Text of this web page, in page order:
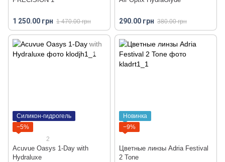
1 250.00 грн 1 470.00 грн 290.00 грн 380.00 грн
Силикон-гидрогель
−5%
2
Acuvue Oasys 1-Day with
Hydraluxe
Новинка
−9%
Цветные линзы Adria Festival
2 Tone